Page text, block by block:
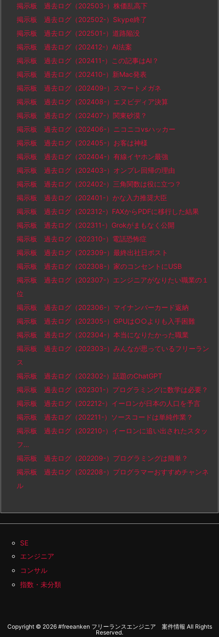
掲示板 過去ログ（202503-）株価乱高下
掲示板 過去ログ（202502-）Skype終了
掲示板 過去ログ（202501-）道路陥没
掲示板 過去ログ（202412-）AI法案
掲示板 過去ログ（202411-）この記事はAI？
掲示板 過去ログ（202410-）新Mac発表
掲示板 過去ログ（202409-）スマートメガネ
掲示板 過去ログ（202408-）エヌビディア決算
掲示板 過去ログ（202407-）関東砂漠？
掲示板 過去ログ（202406-）ニコニコvsハッカー
掲示板 過去ログ（202405-）お客は神様
掲示板 過去ログ（202404-）有線イヤホン最強
掲示板 過去ログ（202403-）オンプレ回帰の理由
掲示板 過去ログ（202402-）三角関数は役に立つ？
掲示板 過去ログ（202401-）かな入力推奨大臣
掲示板 過去ログ（202312-）FAXからPDFに移行した結果
掲示板 過去ログ（202311-）Grokがまもなく公開
掲示板 過去ログ（202310-）電話恐怖症
掲示板 過去ログ（202309-）最終出社日ポスト
掲示板 過去ログ（202308-）家のコンセントにUSB
掲示板 過去ログ（202307-）エンジニアがなりたい職業の１
位
掲示板 過去ログ（202306-）マイナンバーカード返納
掲示板 過去ログ（202305-）GPUは○○よりも入手困難
掲示板 過去ログ（202304-）本当になりたかった職業
掲示板 過去ログ（202303-）みんなが思っているフリーラン
ス
掲示板 過去ログ（202302-）話題のChatGPT
掲示板 過去ログ（202301-）プログラミングに数学は必要？
掲示板 過去ログ（202212-）イーロンが日本の人口を予言
掲示板 過去ログ（202211-）ソースコードは単純作業？
掲示板 過去ログ（202210-）イーロンに追い出されたスタッ
フ…
掲示板 過去ログ（202209-）プログラミングは簡単？
掲示板 過去ログ（202208-）プログラマーおすすめチャンネ
ル
SE
エンジニア
コンサル
指数・未分類
Copyright © 2026 #freeanken フリーランスエンジニア 案件情報 All Rights
Reserved.